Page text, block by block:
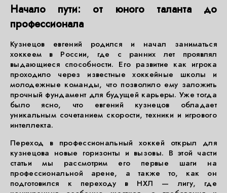
Начало пути: от юного таланта до
профессионала
Кузнецов евгений родился и начал заниматься
хоккеем в России, где с ранних лет проявлял
выдающиеся способности. Его развитие как игрока
проходило через известные хоккейные школы и
молодежные команды, что позволило ему заложить
прочный фундамент для будущей карьеры. Уже тогда
было ясно, что евгений кузнецов обладает
уникальным сочетанием скорости, техники и игрового
интеллекта.
Переход в профессиональный хоккей открыл для
кузнецова новые горизонты и вызовы. В этой части
статьи мы рассмотрим его первые шаги на
профессиональной арене, а также то, как он
подготовился к переходу в НХЛ — лигу, где